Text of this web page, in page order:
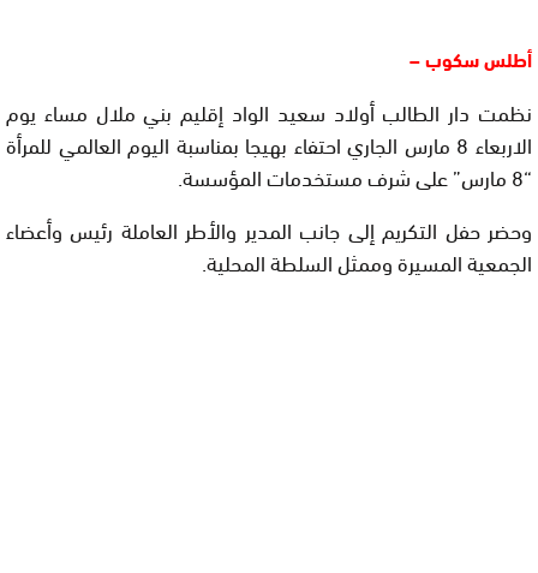
أطلس سكوب –
نظمت دار الطالب أولاد سعيد الواد إقليم بني ملال مساء يوم
الاربعاء 8 مارس الجاري احتفاء بهيجا بمناسبة اليوم العالمي للمرأة
“8 مارس” على شرف مستخدمات المؤسسة.
وحضر حفل التكريم إلى جانب المدير والأطر العاملة رئيس وأعضاء
الجمعية المسيرة وممثل السلطة المحلية.